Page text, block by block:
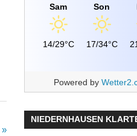
Sam
14/29°C
Son
17/34°C
Powered by
NIEDERNHAUSEN